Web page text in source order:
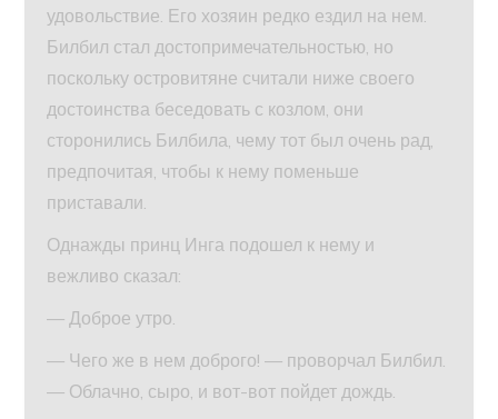
удовольствие. Его хозяин редко ездил на нем.
Билбил стал достопримечательностью, но
поскольку островитяне считали ниже своего
достоинства беседовать с козлом, они
сторонились Билбила, чему тот был очень рад,
предпочитая, чтобы к нему поменьше
приставали.
Однажды принц Инга подошел к нему и
вежливо сказал:
— Доброе утро.
— Чего же в нем доброго! — проворчал Билбил.
— Облачно, сыро, и вот-вот пойдет дождь.